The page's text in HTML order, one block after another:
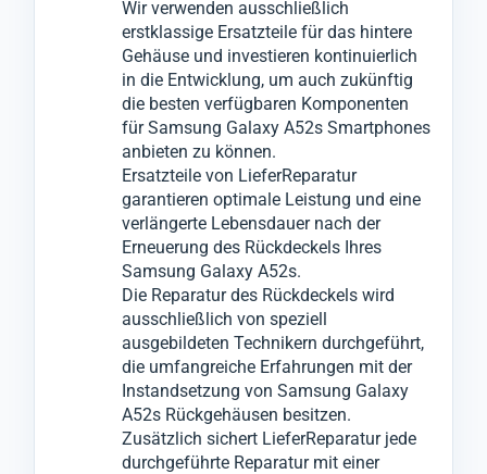
Kompromisse einzugehen.
Sollten die Probleme nicht ausschließlich
auf das Samsung Galaxy A52s Backcover
beschränkt sein, informieren wir Sie
umgehend und werden nach Ihrer
Zustimmung notwendige Reparaturen an
anderen Komponenten vornehmen.
und durch ein hochwertiges, neues
Backcover ersetzt, um die Optik und
Funktionalität Ihres Mobilgeräts
wiederherzustellen.
Dieser Prozess minimiert ärgerliche
Reklamationen, die sonst zu weiteren
Ausfallzeiten führen könnten.
Wir verwenden ausschließlich
erstklassige Ersatzteile für das hintere
Gehäuse und investieren kontinuierlich
in die Entwicklung, um auch zukünftig
die besten verfügbaren Komponenten
für Samsung Galaxy A52s Smartphones
anbieten zu können.
Ersatzteile von LieferReparatur
garantieren optimale Leistung und eine
verlängerte Lebensdauer nach der
Erneuerung des Rückdeckels Ihres
Samsung Galaxy A52s.
Die Reparatur des Rückdeckels wird
ausschließlich von speziell
ausgebildeten Technikern durchgeführt,
die umfangreiche Erfahrungen mit der
Instandsetzung von Samsung Galaxy
A52s Rückgehäusen besitzen.
Zusätzlich sichert LieferReparatur jede
durchgeführte Reparatur mit einer